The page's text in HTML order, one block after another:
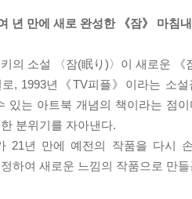
년 만에 새로 완성한 《잠》 마침
의 소설 〈잠(眠り)〉이 새로운
로, 1993년《TV피플》이라는 소
있는 아트북 개념의 책이라는 점
분위기를 자아낸다.
21년 만에 예전의 작품을 다시
하여 새로운 느낌의 작품으로 만